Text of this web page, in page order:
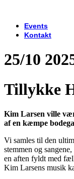
Events
Kontakt
25/10
Tillykke
Kim Larsen ville
af en kæmpe
Vi samles til den
stemmen og
en aften fyldt med
Kim Larsens musik